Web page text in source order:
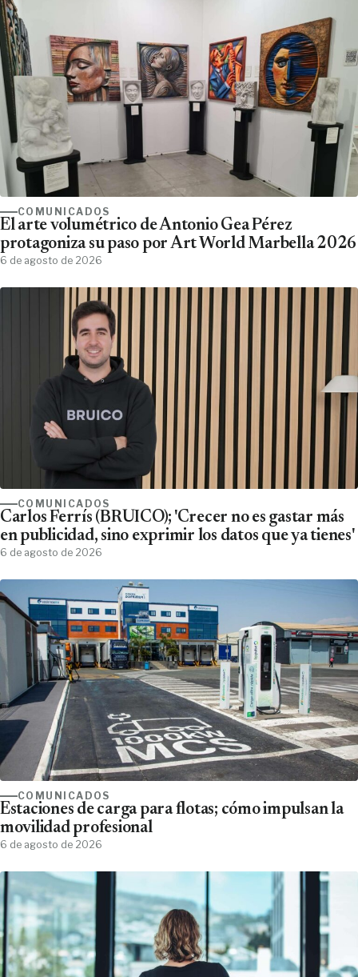
COMUNICADOS
El arte volumétrico de Antonio Gea Pérez
protagoniza su paso por Art World Marbella 2026
6 de agosto de 2026
COMUNICADOS
Carlos Ferrís (BRUICO); 'Crecer no es gastar más
en publicidad, sino exprimir los datos que ya tienes'
6 de agosto de 2026
COMUNICADOS
Estaciones de carga para flotas; cómo impulsan la
movilidad profesional
6 de agosto de 2026